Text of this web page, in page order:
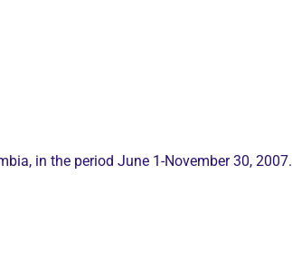
in the period June 1-November 30, 2007.